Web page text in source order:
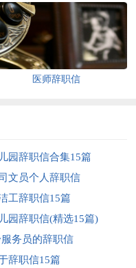
医师辞职信
园辞职信合集15篇
文员个人辞职信
工辞职信15篇
园辞职信(精选15篇)
务员的辞职信
辞职信15篇